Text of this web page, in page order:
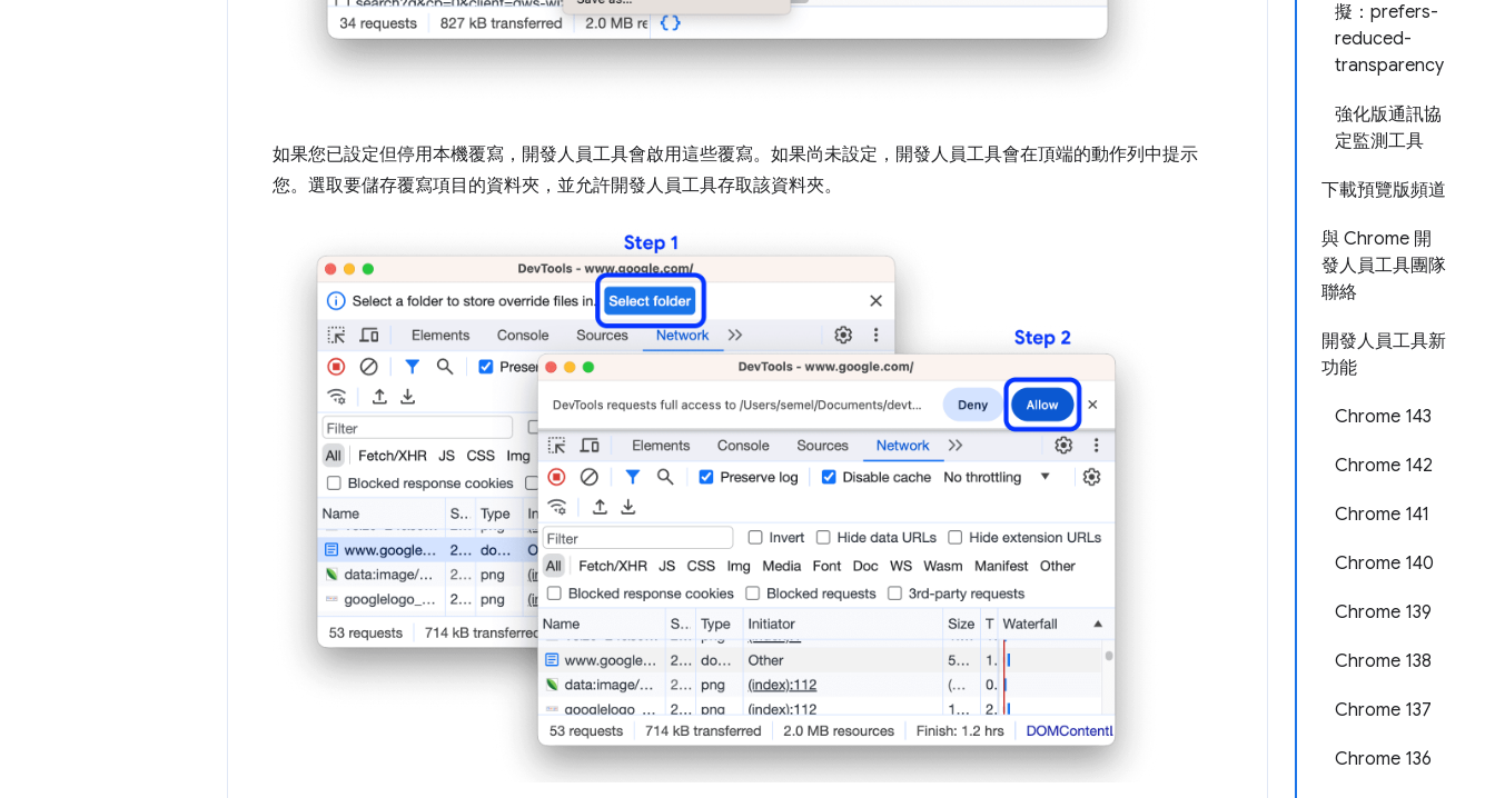
擬：prefers-
reduced-
transparency
強化版通訊協
定監測工具
下載預覽版頻道
與 Chrome 開
發人員工具團隊
聯絡
開發人員工具新
功能
Chrome 143
Chrome 142
Chrome 141
Chrome 140
Chrome 139
Chrome 138
Chrome 137
Chrome 136
如果您已設定但停用本機覆寫，開發人員工具會啟用這些覆寫。如果尚未設定，開發人員工具會在頂端的動作列中提示
您。選取要儲存覆寫項目的資料夾，並允許開發人員工具存取該資料夾。